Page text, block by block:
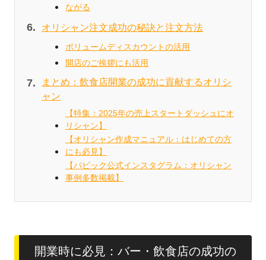
ながる
オリシャン注文成功の秘訣と注文方法
ボリュームディスカウントの活用
開店のご挨拶にも活用
まとめ：飲食店開業の成功に貢献するオリシ
ャン
【特集：2025年の売上スタートダッシュにオ
リシャン】
【オリシャン作成マニュアル：はじめての方
にも必見】
【バビック公式インスタグラム：オリシャン
事例多数掲載】
開業時に必見：バー・飲食店の成功の